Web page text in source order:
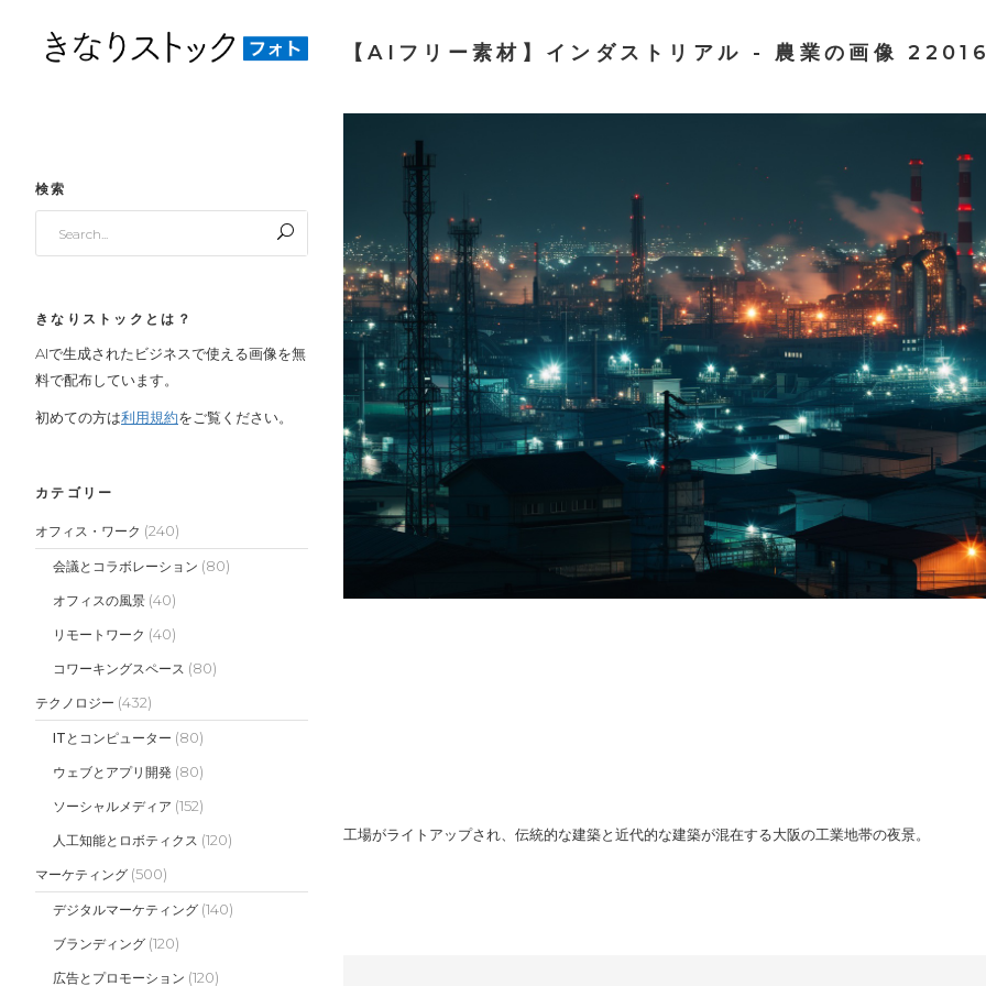
検索
きなりストックとは？
AIで生成されたビジネスで使える画像を無
料で配布しています。
初めての方は利用規約をご覧ください。
カテゴリー
オフィス・ワーク (240)
会議とコラボレーション (80)
オフィスの風景 (40)
リモートワーク (40)
コワーキングスペース (80)
テクノロジー (432)
ITとコンピューター (80)
ウェブとアプリ開発 (80)
ソーシャルメディア (152)
人工知能とロボティクス (120)
マーケティング (500)
デジタルマーケティング (140)
ブランディング (120)
広告とプロモーション (120)
【AIフリー素材】インダストリアル - 農業の画像 22016
工場がライトアップされ、伝統的な建築と近代的な建築が混在する大阪の工業地帯の夜景。